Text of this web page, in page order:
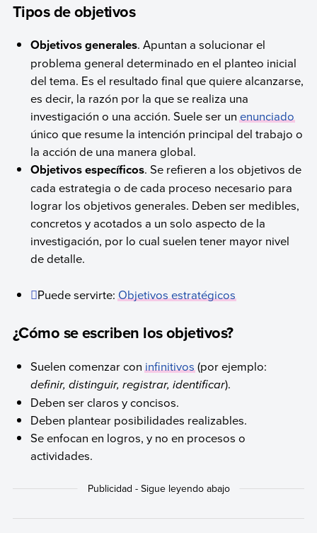
Tipos de objetivos
Objetivos generales. Apuntan a solucionar el
problema general determinado en el planteo inicial
del tema. Es el resultado final que quiere alcanzarse,
es decir, la razón por la que se realiza una
investigación o una acción. Suele ser unenunciado
único que resume la intención principal del trabajo o
la acción de una manera global.
Objetivos específicos. Se refieren a los objetivos de
cada estrategia o de cada proceso necesario para
lograr los objetivos generales. Deben ser medibles,
concretos y acotados a un solo aspecto de la
investigación, por lo cual suelen tener mayor nivel
de detalle.
Puede servirte:Objetivos estratégicos
¿Cómo se escriben los objetivos?
Suelen comenzar coninfinitivos(por ejemplo:
definir, distinguir, registrar, identificar).
Deben ser claros y concisos.
Deben plantear posibilidades realizables.
Se enfocan en logros, y no en procesos o
actividades.